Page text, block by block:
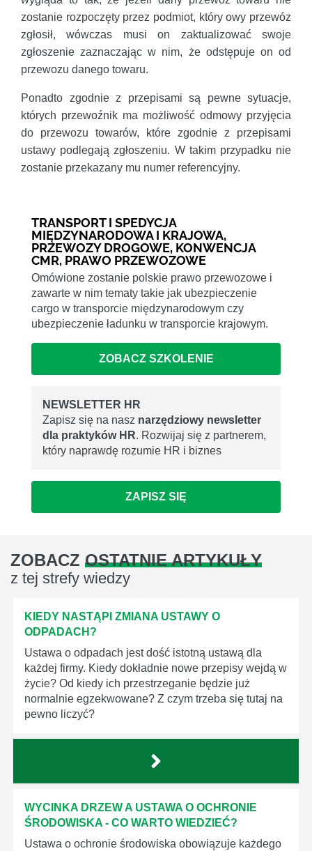
zostanie rozpoczęty przez podmiot, który owy przewóz
zgłosił, wówczas musi on zaktualizować swoje
zgłoszenie zaznaczając w nim, że odstępuje on od
przewozu danego towaru.
Ponadto zgodnie z przepisami są pewne sytuacje,
których przewoźnik ma możliwość odmowy przyjęcia
do przewozu towarów, które zgodnie z przepisami
ustawy podlegają zgłoszeniu. W takim przypadku nie
zostanie przekazany mu numer referencyjny.
TRANSPORT I SPEDYCJA
MIĘDZYNARODOWA I KRAJOWA,
PRZEWOZY DROGOWE, KONWENCJA
CMR, PRAWO PRZEWOZOWE
Omówione zostanie polskie prawo przewozowe i
zawarte w nim tematy takie jak ubezpieczenie
cargo w transporcie międzynarodowym czy
ubezpieczenie ładunku w transporcie krajowym.
ZOBACZ SZKOLENIE
NEWSLETTER HR
Zapisz się na nasz narzędziowy newsletter
dla praktyków HR. Rozwijaj się z partnerem,
który naprawdę rozumie HR i biznes
ZAPISZ SIĘ
ZOBACZ OSTATNIE ARTYKUŁY
z tej strefy wiedzy
KIEDY NASTĄPI ZMIANA USTAWY O
ODPADACH?
Ustawa o odpadach jest dość istotną ustawą dla
każdej firmy. Kiedy dokładnie nowe przepisy wejdą w
życie? Od kiedy ich przestrzeganie będzie już
normalnie egzekwowane? Z czym trzeba się tutaj na
pewno liczyć?
WYCINKA DRZEW A USTAWA O OCHRONIE
ŚRODOWISKA - CO WARTO WIEDZIEĆ?
Ustawa o ochronie środowiska obowiązuje każdego